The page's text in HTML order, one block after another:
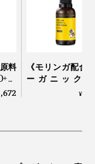
を生産で
れています。
度の影響を受け
うな手間ひま。
り、検査項目も多
品質が保たれてい
ているかと思う
料
マ
ア
」
《モリンガ配合
ーガニック
100％》
TAMAU×24
¥